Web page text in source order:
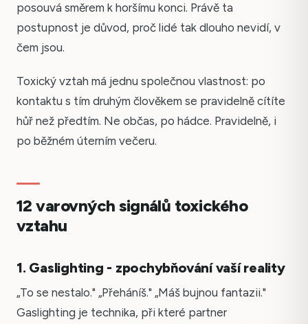
posouvá směrem k horšímu konci. Právě ta
postupnost je důvod, proč lidé tak dlouho nevidí, v
čem jsou.
Toxický vztah má jednu společnou vlastnost: po
kontaktu s tím druhým člověkem se pravidelně cítíte
hůř než předtím. Ne občas, po hádce. Pravidelně, i
po běžném úterním večeru.
12 varovných signálů toxického
vztahu
1. Gaslighting - zpochybňování vaší reality
„To se nestalo." „Přeháníš." „Máš bujnou fantazii."
Gaslighting je technika, při které partner